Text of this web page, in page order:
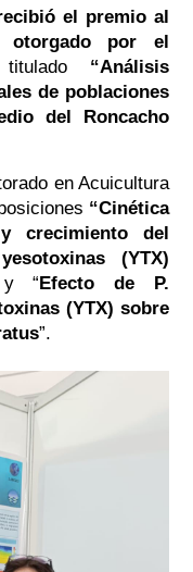
el premio al
otorgado por el
“Análisis
de poblaciones
del Roncacho
en Acuicultura
“Cinética
crecimiento del
(YTX)
“Efecto de P.
(YTX) sobre
”.